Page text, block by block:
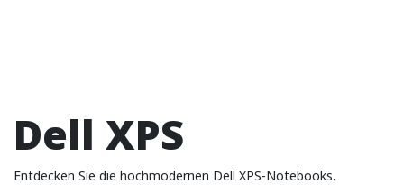
Dell XPS
Entdecken Sie die hochmodernen Dell XPS-Notebooks.